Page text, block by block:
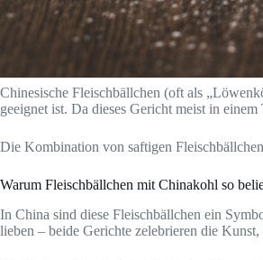
Chinesische Fleischbällchen (oft als
geeignet ist. Da dieses Gericht meist in
Die Kombination von saftigen
Warum Fleischbällchen mit Chinakohl so
In China sind diese Fleischbällchen ein
lieben – beide Gerichte zelebrieren die